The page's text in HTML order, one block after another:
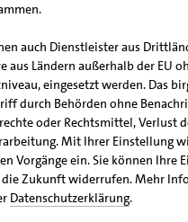
auch Dienstleister aus
aus Ländern außerhalb der EU
eingesetzt werden. Das
durch Behörden ohne
oder Rechtsmittel, Verlust
Mit Ihrer Einstellung
Vorgänge ein. Sie können Ihre
Zukunft widerrufen. Mehr
Datenschutzerklärung.
Dr. Martin Marahrens
Norbert Trelle
em. Bongartz
em. Schwerdtfeger
em. Koitz
Dr. Wüstenberg
Dom
durch den Dom
Rosenstock
Dommusik
Pilgern
und Pilgern
im Bistum Hildesheim
, und Lebensberatung (EFL)
Hilfe bei sexualisierter Gewalt
Gemeinsam für das Leben
Schulen im Bistum
Dialog
Freiwilligendienste
Aktuelles
passenden